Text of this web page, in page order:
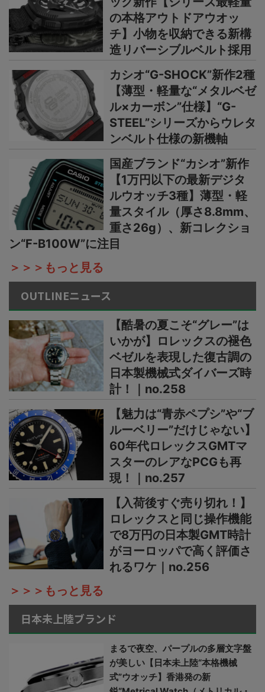
の本格アウトドアウオッ
チ】小物を収納できる新構
造リバーシブルベルト採用
カシオ“G-SHOCK”新作2種
【薄型・軽量な“メタルベゼ
ル×カーボン”仕様】“G-
STEEL”シリーズからウレタ
ンベルト仕様の新機軸
国産ブランド“カシオ”新作
【1万円以下の最新デジタ
ルウオッチ3種】薄型・軽
量スタイル（厚さ8.8mm、
重さ26g）、新コレクショ
ン“F-B100W”に注目
＞＞＞もっと見る
OUTLINEニュース
【酷暑の夏こそ“グレー”は
いかが】ロレックスの褪色
ベゼルを表現した復古調の
日本製機械式ダイバーズ時
計！｜no.258
【魅力は“青赤ペプシ”や“ブ
ルーベリー”だけじゃない】
60年代ロレックスGMTマ
スターのレアなPCGも再
現！｜no.257
【入荷後すぐ売り切れ！】
ロレックスと同じ操作機能
で8万円の日本製GMT時計
がヨーロッパで高く評価さ
れるワケ｜no.256
＞＞＞もっと見る
日本未上陸ブランド
まるで夜空、パープルの多層文字盤
が美しい【日本未上陸“本格機械
式”ウオッチ】香港発の新